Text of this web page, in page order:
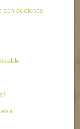
son audience
!